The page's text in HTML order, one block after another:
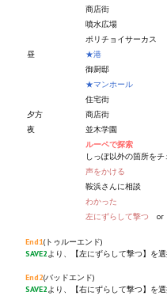
商店街
噴水広場
ポリチョイサーカス
昼
★港
御厨邸
★マンホール
住宅街
夕方
商店街
夜
並木学園
ルーペで探索
しっぽ以外の箇所を
声をかける
鞍浜さんに相談
わかった
左にずらして撃つ or
End1(トゥルーエンド)
SAVE2 より、【左にずらして撃つ】を
End2(バッドエンド)
SAVE2 より、【右にずらして撃つ】を